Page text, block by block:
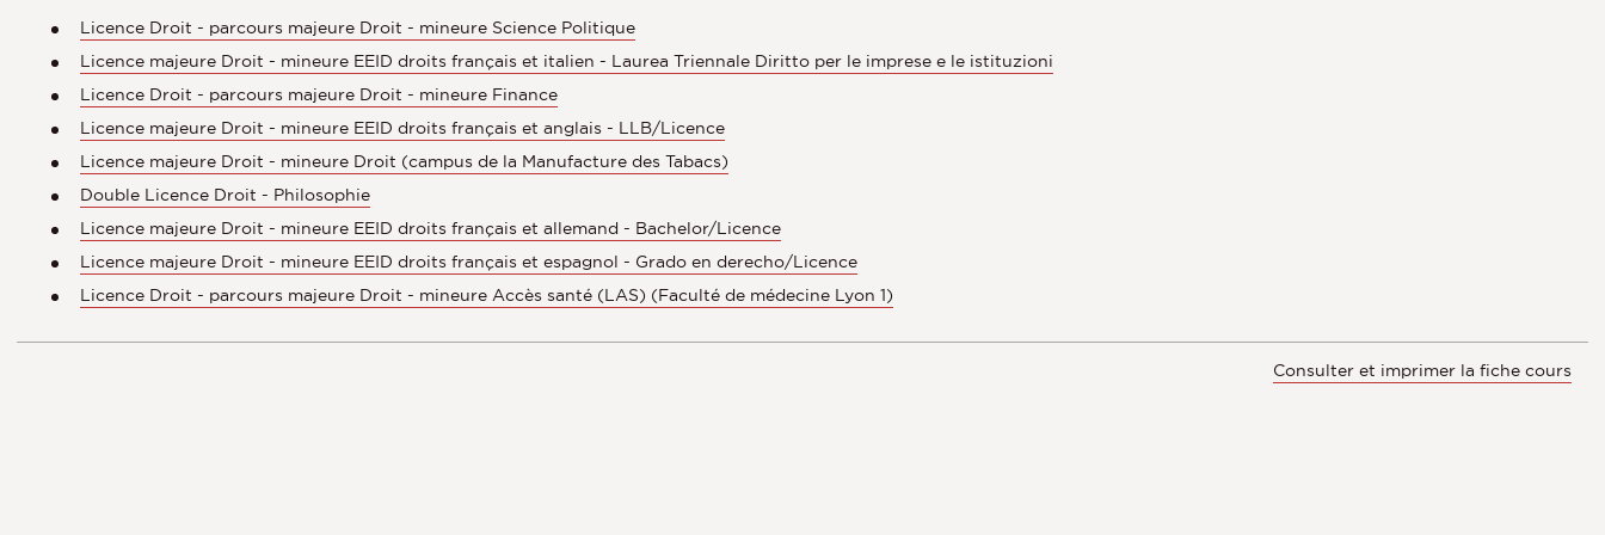
Licence Droit - parcours majeure Droit - mineure Science Politique
Licence majeure Droit - mineure EEID droits français et italien - Laurea Triennale Diritto per le imprese e le istituzioni
Licence Droit - parcours majeure Droit - mineure Finance
Licence majeure Droit - mineure EEID droits français et anglais - LLB/Licence
Licence majeure Droit - mineure Droit (campus de la Manufacture des Tabacs)
Double Licence Droit - Philosophie
Licence majeure Droit - mineure EEID droits français et allemand - Bachelor/Licence
Licence majeure Droit - mineure EEID droits français et espagnol - Grado en derecho/Licence
Licence Droit - parcours majeure Droit - mineure Accès santé (LAS) (Faculté de médecine Lyon 1)
Consulter et imprimer la fiche cours